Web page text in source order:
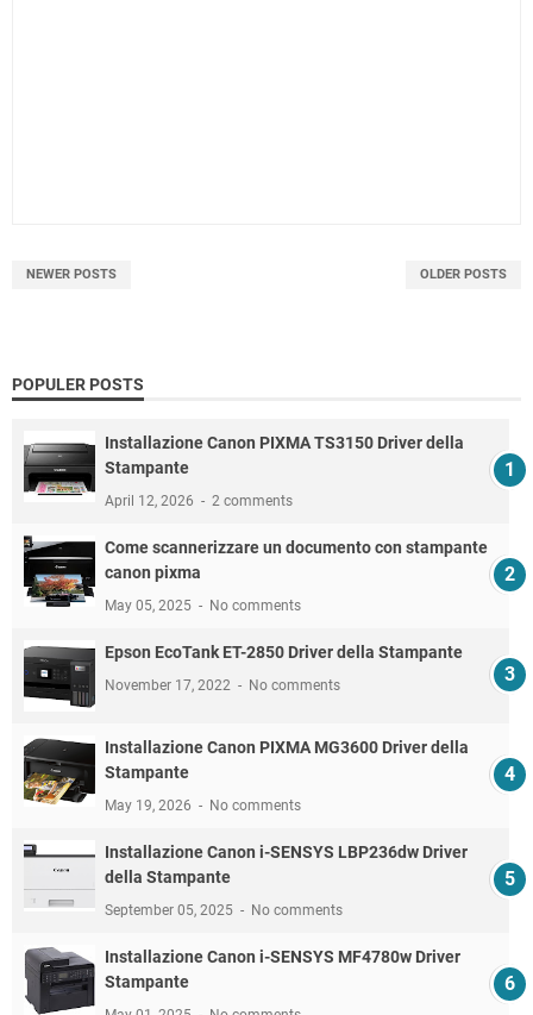
NEWER POSTS OLDER POSTS
POPULER POSTS
Installazione Canon PIXMA TS3150 Driver della
Stampante
April 12, 2026 2 comments
Come scannerizzare un documento con stampante
canon pixma
May 05, 2025 No comments
Epson EcoTank ET-2850 Driver della Stampante
November 17, 2022 No comments
Installazione Canon PIXMA MG3600 Driver della
Stampante
May 19, 2026 No comments
Installazione Canon i-SENSYS LBP236dw Driver
della Stampante
September 05, 2025 No comments
Installazione Canon i-SENSYS MF4780w Driver
Stampante